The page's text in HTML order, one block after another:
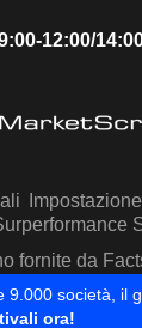
12:00/
fornite da
Capital IQ
9.000 società, il
ora!